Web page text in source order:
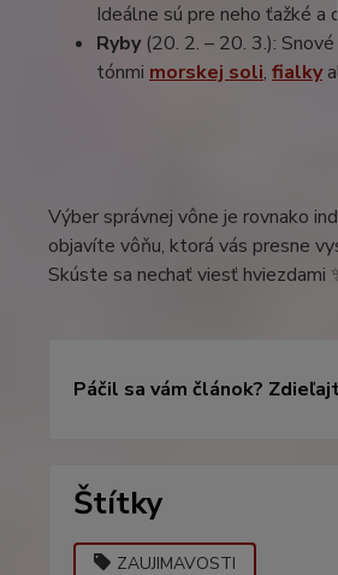
Ideálne sú pre neho ťažké a
Ryby(20. 2. – 20. 3.):
tónmi morskej soli, fialky
Výber správnej vône je rovnako
objavíte vôňu, ktorá vás presne
Skúste sa nechať viesť hviezdami
Páčil sa vám článok?
Štítky
ZAUJIMAVOSTI